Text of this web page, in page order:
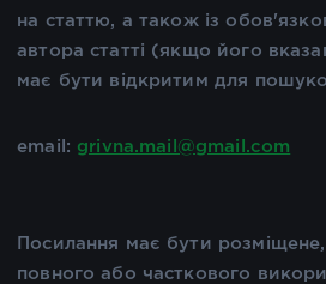
на статтю, а також із
автора статті (якщо його
має бути відкритим для
email: grivna.mail@gmail.com
Посилання має бути
повного або часткового